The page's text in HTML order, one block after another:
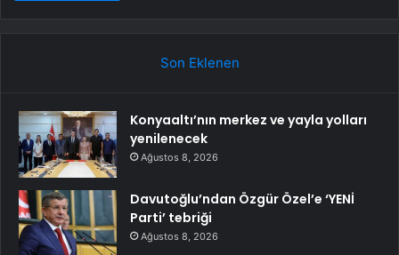
Son Eklenen
Konyaaltı’nın merkez ve yayla yolları
yenilenecek
Ağustos 8, 2026
Davutoğlu’ndan Özgür Özel’e ‘YENİ
Parti’ tebriği
Ağustos 8, 2026